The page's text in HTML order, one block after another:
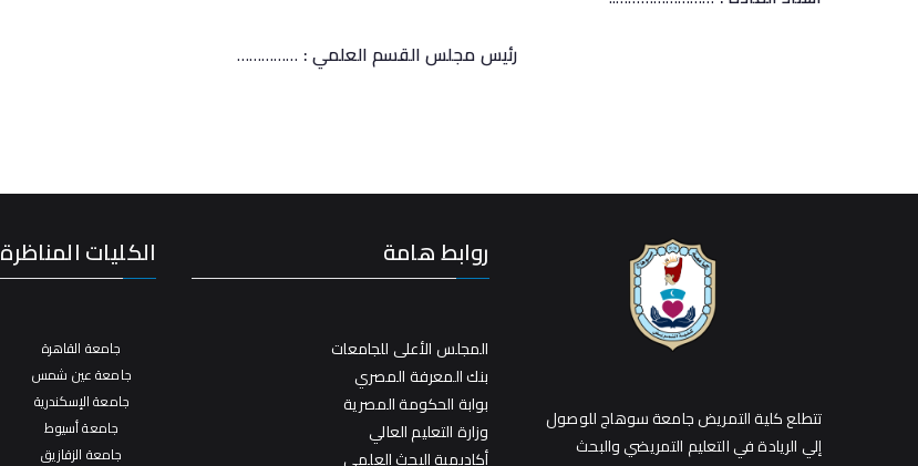
رئيس مجلس القسم العلمي : ……………
تتطلع كلية التمريض جامعة سوهاج للوصول
إلي الريادة في التعليم التمريضي والبحث
روابط هامة
المجلس الأعلى للجامعات
بنك المعرفة المصري
بوابة الحكومة المصرية
وزارة التعليم العالي
أكاديمية البحث العلمي
الكليات المناظرة
جامعة القاهرة
جامعة عين شمس
جامعة الإسكندرية
جامعة أسيوط
جامعة الزقازيق